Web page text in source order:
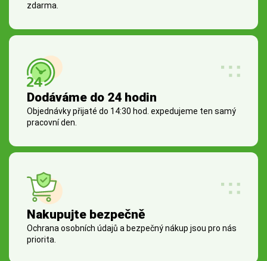
zdarma.
Dodáváme do 24 hodin
Objednávky přijaté do 14:30 hod. expedujeme ten samý
pracovní den.
Nakupujte bezpečně
Ochrana osobních údajů a bezpečný nákup jsou pro nás
priorita.